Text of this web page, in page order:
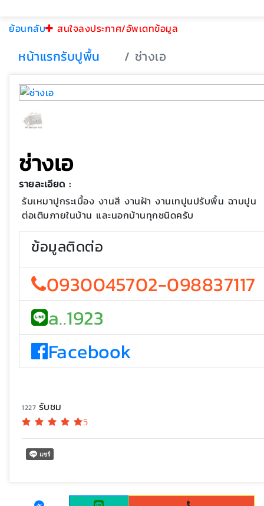
ย้อนกลับ สนใจลงประกาศ/อัพเดทข้อมูล
หน้าแรกรับปูพื้น ช่างเอ
ช่างเอ
รายละเอียด :
รับเหมาปูกระเบื้อง งานสี งานฝ้า งานเทปูนปรับพื้น ฉาบปูน
ต่อเติมภายในบ้าน และนอกบ้านทุกชนิดครับ
ข้อมูลติดต่อ
0930045702-098837117
a..1923
Facebook
1227 รับชม
5